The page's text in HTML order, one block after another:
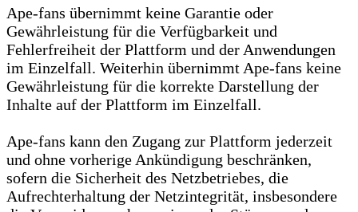
Ape-fans übernimmt keine Garantie oder
Gewährleistung für die Verfügbarkeit und
Fehlerfreiheit der Plattform und der Anwendungen
im Einzelfall. Weiterhin übernimmt Ape-fans keine
Gewährleistung für die korrekte Darstellung der
Inhalte auf der Plattform im Einzelfall.
Ape-fans kann den Zugang zur Plattform jederzeit
und ohne vorherige Ankündigung beschränken,
sofern die Sicherheit des Netzbetriebes, die
Aufrechterhaltung der Netzintegrität, insbesondere